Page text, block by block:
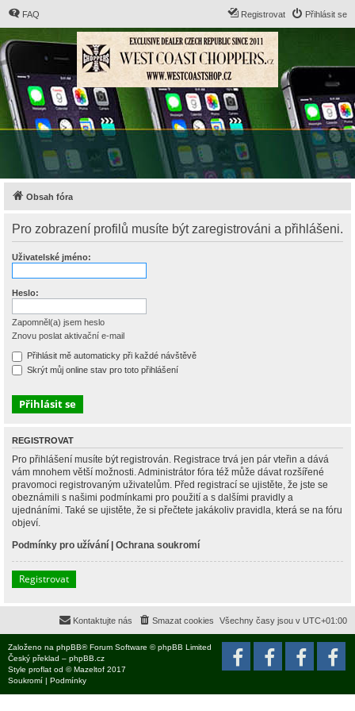
FAQ Přihlásit se
Registrovat
Obsah fóra
Pro zobrazení profilů musíte být zaregistrováni a přihlášeni.
Uživatelské jméno:
Heslo:
Zapomněl(a) jsem heslo
Znovu poslat aktivační e-mail
Přihlásit mě automaticky při každé návštěvě
Skrýt můj online stav pro toto přihlášení
REGISTROVAT
Pro přihlášení musíte být registrován. Registrace trvá jen pár vteřin a dává
vám mnohem větší možnosti. Administrátor fóra též může dávat rozšířené
pravomoci registrovaným uživatelům. Před registrací se ujistěte, že jste se
obeznámili s našimi podmínkami pro použití a s dalšími pravidly a
ujednáními. Také se ujistěte, že si přečtete jakákoliv pravidla, která se na fóru
objeví.
Podmínky pro užívání | Ochrana soukromí
Registrovat
Všechny časy jsou v UTC+01:00
Smazat cookies
Kontaktujte nás
Založeno na phpBB® Forum Software © phpBB Limited
Český překlad – phpBB.cz
Style proflat od ©Mazeltof 2017
Soukromí | Podmínky